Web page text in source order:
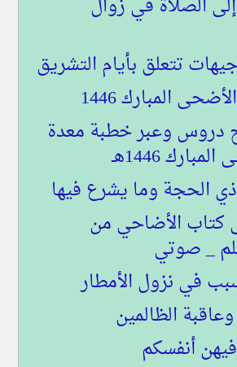
تتعلق بأيام التشريق
المبارك 1446
دروس وعبر خطبة معدة
1446هـ
الحجة وما يشرع فيها
كتاب الأضاحي من
_ صوتي
في نزول الأمطار
الظالمين
أنفسكم